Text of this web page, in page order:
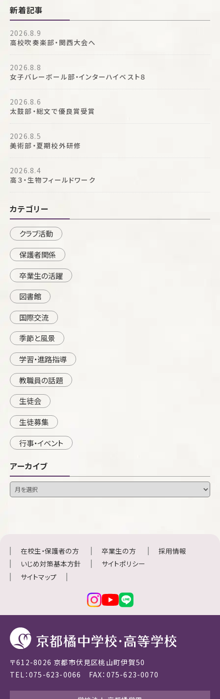
新着記事
2026.8.9
高校吹奏楽部・関西大会へ
2026.8.8
女子バレーボール部・インターハイベスト８
2026.8.6
太鼓部・総文で優良賞受賞
2026.8.5
美術部・夏期校外研修
2026.8.4
高３・生物フィールドワーク
カテゴリー
クラブ活動
保護者関係
卒業生の活躍
図書館
国際交流
季節と風景
学習・進路指導
教職員の話題
生徒会
生徒募集
行事・イベント
アーカイブ
在校生・保護者の方 卒業生の方
採用情報
いじめ対策基本方針
サイトポリシー
サイトマップ
〒612-8026 京都市伏見区桃山町伊賀50
TEL：075-623-0066 FAX：075-623-0070